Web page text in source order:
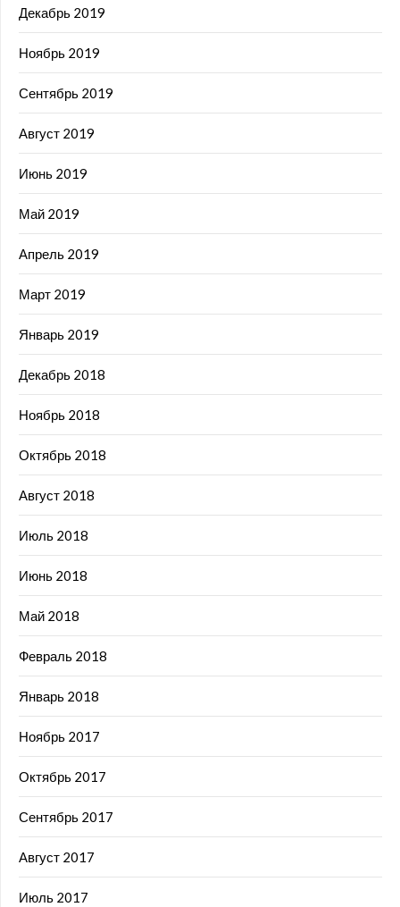
Декабрь 2019
Ноябрь 2019
Сентябрь 2019
Август 2019
Июнь 2019
Май 2019
Апрель 2019
Март 2019
Январь 2019
Декабрь 2018
Ноябрь 2018
Октябрь 2018
Август 2018
Июль 2018
Июнь 2018
Май 2018
Февраль 2018
Январь 2018
Ноябрь 2017
Октябрь 2017
Сентябрь 2017
Август 2017
Июль 2017